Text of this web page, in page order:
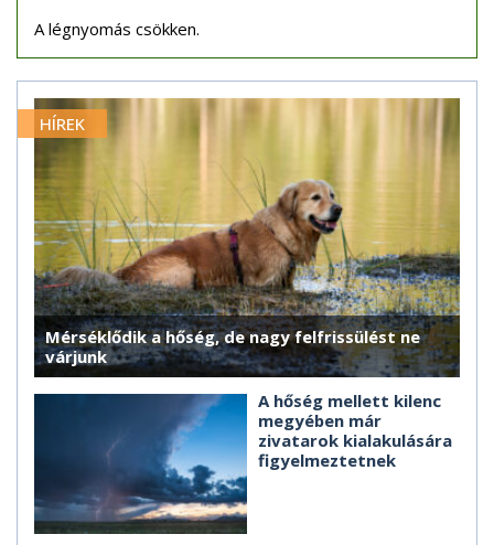
A légnyomás csökken.
HÍREK
Mérséklődik a hőség, de nagy felfrissülést ne
várjunk
A hőség mellett kilenc
megyében már
zivatarok kialakulására
figyelmeztetnek